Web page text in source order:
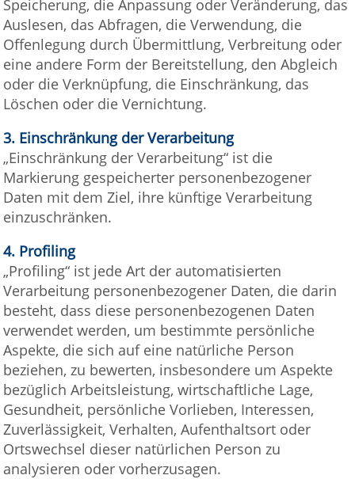
Speicherung, die Anpassung oder Veränderung, das
Auslesen, das Abfragen, die Verwendung, die
Offenlegung durch Übermittlung, Verbreitung oder
eine andere Form der Bereitstellung, den Abgleich
oder die Verknüpfung, die Einschränkung, das
Löschen oder die Vernichtung.
3. Einschränkung der Verarbeitung
„Einschränkung der Verarbeitung“ ist die
Markierung gespeicherter personenbezogener
Daten mit dem Ziel, ihre künftige Verarbeitung
einzuschränken.
4. Profiling
„Profiling“ ist jede Art der automatisierten
Verarbeitung personenbezogener Daten, die darin
besteht, dass diese personenbezogenen Daten
verwendet werden, um bestimmte persönliche
Aspekte, die sich auf eine natürliche Person
beziehen, zu bewerten, insbesondere um Aspekte
bezüglich Arbeitsleistung, wirtschaftliche Lage,
Gesundheit, persönliche Vorlieben, Interessen,
Zuverlässigkeit, Verhalten, Aufenthaltsort oder
Ortswechsel dieser natürlichen Person zu
analysieren oder vorherzusagen.